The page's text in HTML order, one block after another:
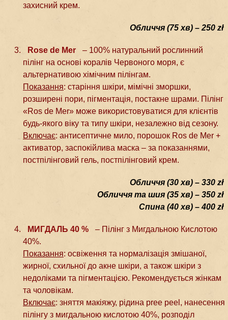
захисний крем.
Обличчя (75 хв) – 250 zł
Rose de Mer
– 100% натуральний рослинний
пілінг на основі коралів Червоного моря, є
альтернативою хімічним пілінгам.
Показання: старіння шкіри, мімічні зморшки,
розширені пори, пігментація, постакне шрами. Пілінг
«Ros de Mer» може використовуватися для клієнтів
будь-якого віку та типу шкіри, незалежно від сезону.
Включає: антисептичне мило, порошок Ros de Mer +
активатор, заспокійлива маска – за показаннями,
постпілінговий гель, постпілінговий крем.
Обличчя (30 хв) – 330 zł
Обличчя та шия (35 хв) – 350 zł
Спина (40 хв) – 400 zł
МИГДАЛЬ 40 %
– Пілінг з Мигдальною Кислотою
40%.
Показання: освіження та нормалізація змішаної,
жирної, схильної до акне шкіри, а також шкіри з
недоліками та пігментацією. Рекомендується жінкам
та чоловікам.
Включає: зняття макіяжу, рідина pree peel, нанесення
пілінгу з мигдальною кислотою 40%, розподіл